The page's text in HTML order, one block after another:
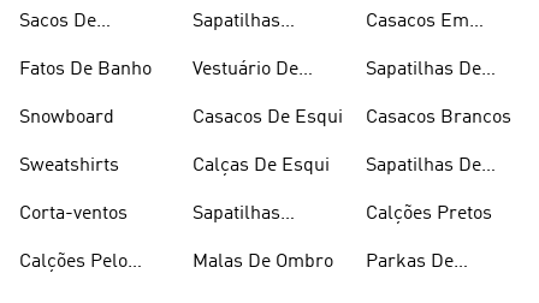
Sacos De
Fatos De Banho
Snowboard
Sweatshirts
Corta-ventos
Calções Pelo
Sapatilhas
Vestuário De
Casacos De Esqui
Calças De Esqui
Sapatilhas
Malas De Ombro
Casacos Em
Sapatilhas De
Casacos Brancos
Sapatilhas De
Calções Pretos
Parkas De